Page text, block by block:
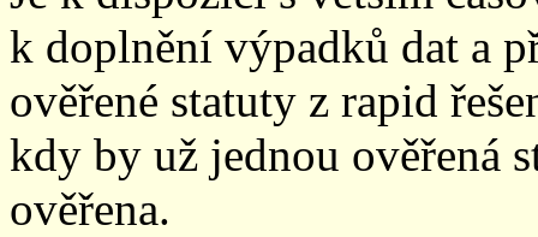
k doplnění výpadků dat a
ověřené statuty z rapid
kdy by už jednou ověřená
ověřena.